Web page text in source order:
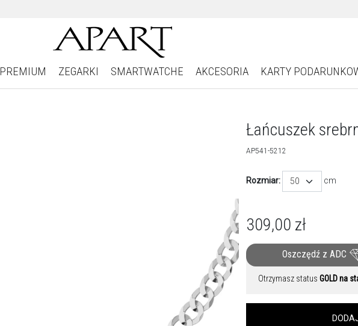
PREMIUM ZEGARKI SMARTWATCHE AKCESORIA KARTY
Łańcuszek
AP541-5212
Rozmiar: 50 cm
309,00 zł
Oszczędź z ADC
Otrzymasz status GOLD na